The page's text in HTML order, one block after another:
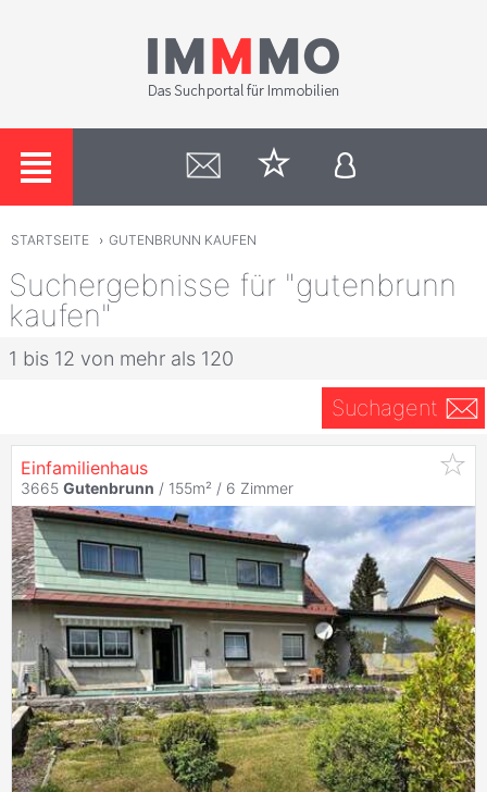
STARTSEITE › GUTENBRUNN KAUFEN
Suchergebnisse für "gutenbrunn
kaufen"
1 bis 12 von mehr als 120
Suchagent
Einfamilienhaus
3665 Gutenbrunn / 155m² / 6 Zimmer